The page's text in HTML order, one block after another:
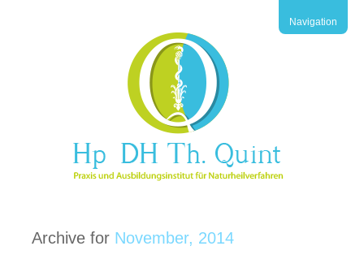
Navigation
Archive for November, 2014